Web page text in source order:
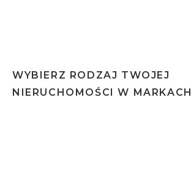
WYBIERZ RODZAJ TWOJEJ
NIERUCHOMOŚCI W MARKACH